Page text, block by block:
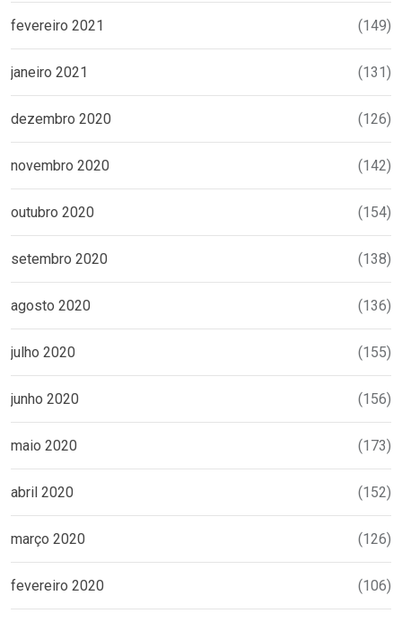
fevereiro 2021 (149)
janeiro 2021 (131)
dezembro 2020 (126)
novembro 2020 (142)
outubro 2020 (154)
setembro 2020 (138)
agosto 2020 (136)
julho 2020 (155)
junho 2020 (156)
maio 2020 (173)
abril 2020 (152)
março 2020 (126)
fevereiro 2020 (106)